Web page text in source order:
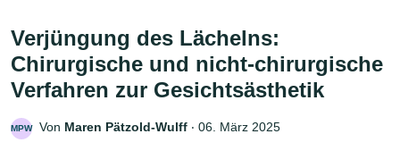
Verjüngung des Lächelns:
Chirurgische und nicht-chirurgische
Verfahren zur Gesichtsästhetik
MPW Von Maren Pätzold-Wulff ‧ 06. März 2025